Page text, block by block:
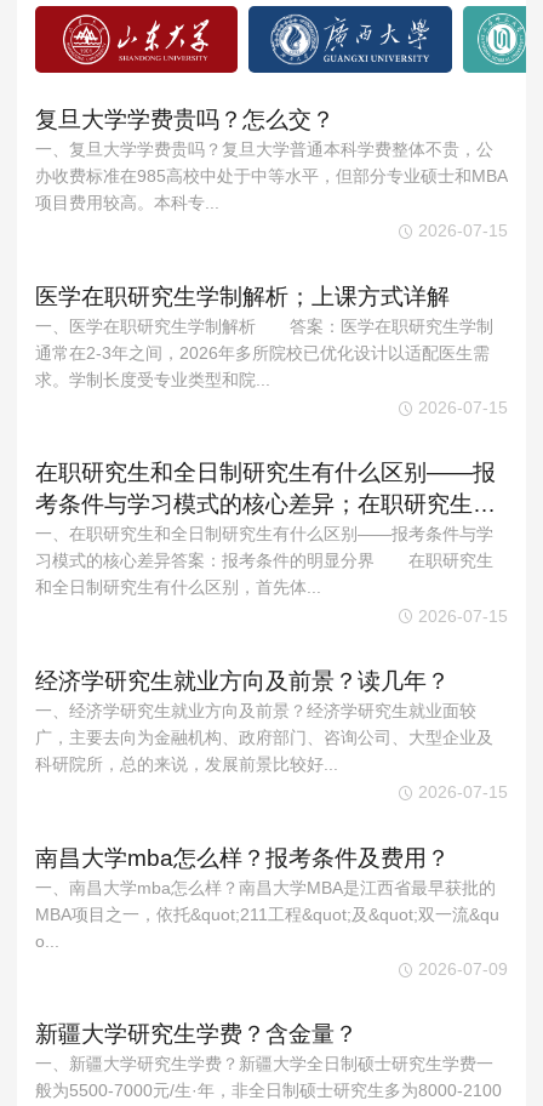
复旦大学学费贵吗？怎么交？
一、复旦大学学费贵吗？复旦大学普通本科学费整体不贵‌，公
办收费标准在985高校中处于中等水平，但部分专业硕士和MBA
项目费用较高。‌‌本科专...
2026-07-15
医学在职研究生学制解析；上课方式详解
一、医学在职研究生学制解析 答案：医学在职研究生学制
通常在2-3年之间，2026年多所院校已优化设计以适配医生需
求。学制长度受专业类型和院...
2026-07-15
在职研究生和全日制研究生有什么区别——报
考条件与学习模式的核心差异；在职研究生周
末上课优势——职场新人的双赢选择
一、在职研究生和全日制研究生有什么区别——报考条件与学
习模式的核心差异答案：报考条件的明显分界 在职研究生
和全日制研究生有什么区别，首先体...
2026-07-15
经济学研究生就业方向及前景？读几年？
一、经济学研究生就业方向及前景？经济学研究生就业面较
广，主要去向为金融机构、政府部门、咨询公司、大型企业及
科研院所，总的来说，发展前景比较好...
2026-07-15
南昌大学mba怎么样？报考条件及费用？
一、南昌大学mba怎么样？南昌大学MBA是江西省最早获批的
MBA项目之一，依托&quot;211工程&quot;及&quot;双一流&qu
o...
2026-07-09
新疆大学研究生学费？含金量？
一、新疆大学研究生学费？新疆大学全日制硕士研究生学费一
般为5500-7000元/生·年，非全日制硕士研究生多为8000-2100